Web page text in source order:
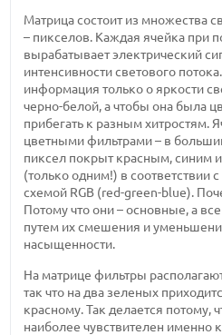
Матрица состоит из множества
– пикселов. Каждая ячейка при
вырабатывает электрический
интенсивности светового
информация только о яркости
черно-белой, а чтобы она была
прибегать к разным хитростям.
цветными фильтрами – в
пиксел покрыт красным, синим
(только одним!) в соответствии
схемой RGB (red-green-blue).
Потому что они – основные, а
путем их смешения и
насыщенности.
На матрице фильтры
так что на два зеленых
красному. Так делается потому,
наиболее чувствителен именно